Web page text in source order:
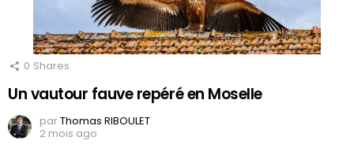
0 Shares
Un vautour fauve repéré en Moselle
parThomas RIBOULET
2 mois ago